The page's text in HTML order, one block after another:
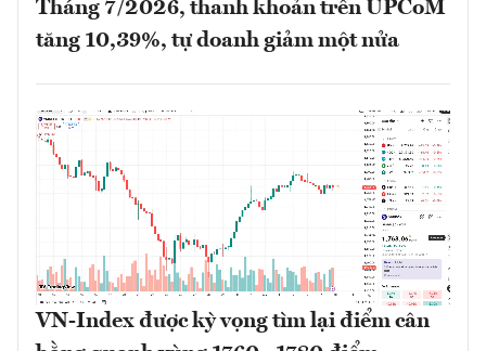
Tháng 7/2026, thanh khoản trên UPCoM
tăng 10,39%, tự doanh giảm một nửa
VN-Index được kỳ vọng tìm lại điểm cân